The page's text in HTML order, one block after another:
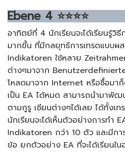
Ebene 4 ⭐⭐⭐⭐
อาทิตย์ที่ 4 นักเรียนจะได้เรียนรู้วิ
มากขึ้น ที่มีกลยุทธ์การเทรดแบบผ
Indikatoren ใช้หลาย
ต่างๆมาจาก
โหลดมาจาก Internet หรือซื้อมาก็
เป็น EA ได้หมด สามารถนำมาพั
ตามกูรู เซียนต่างๆได้เลย ได้ทั้งเท
นักเรียนจะได้เห็นตัวอย่างการทำ
Indikatoren กว่า 10 ตัว และมีกา
ข้อ ยกตัวอย่าง EA ที่จะได้เรียนใ